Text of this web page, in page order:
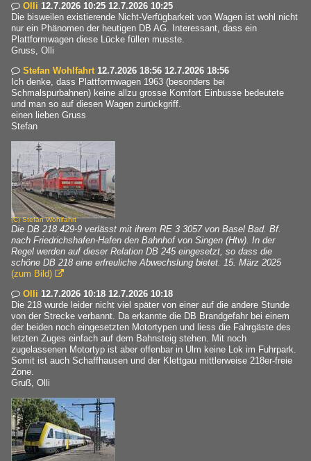
 Olli 12.7.2026 10:25 12.7.2026 10:25
Die bisweilen existierende Nicht-Verfügbarkeit von Wagen ist wohl nicht
nur ein Phänomen der heutigen DB AG. Interessant, dass ein
Plattformwagen diese Lücke füllen musste.
Gruss, Olli
 Stefan Wohlfahrt 12.7.2026 18:56 12.7.2026 18:56
Ich denke, dass Plattformwagen 1963 (besonders bei
Schmalspurbahnen) keine allzu grosse Komfort Einbusse bedeutete
und man so auf diesen Wagen zurückgriff.
einen lieben Gruss
Stefan
(C)Stefan Wohlfahrt
Die DB 218 429-9 verlässt mit ihrem RE 3 3057 von Basel Bad. Bf.
nach Friedrichshafen-Hafen den Bahnhof von Singen (Htw). In der
Regel werden auf dieser Relation DB 245 eingesetzt, so dass die
schöne DB 218 eine erfreuliche Abwechslung bietet. 15. März 2025
(zum Bild) 
 Olli 12.7.2026 10:18 12.7.2026 10:18
Die 218 wurde leider nicht viel später von einer auf die andere Stunde
von der Strecke verbannt. Da erkannte die DB Brandgefahr bei einem
der beiden noch eingesetzten Motortypen und liess die Fahrgäste des
letzten Zuges einfach auf dem Bahnsteig stehen. Mit noch
zugelassenen Motortyp ist aber offenbar in Ulm keine Lok im Fuhrpark.
Somit ist auch Schaffhausen und der Klettgau mittlerweise 218er-freie
Zone.
Gruß, Olli